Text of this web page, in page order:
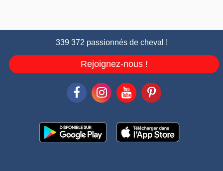
339 372 passionnés de cheval !
Rejoignez-nous !